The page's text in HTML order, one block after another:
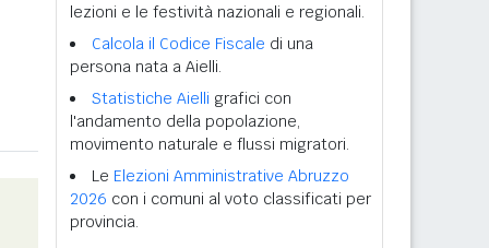
lezioni e le festività nazionali e regionali.
Calcola il Codice Fiscale di una
persona nata a Aielli.
Statistiche Aielli grafici con
l'andamento della popolazione,
movimento naturale e flussi migratori.
Le Elezioni Amministrative Abruzzo
2026 con i comuni al voto classificati per
provincia.